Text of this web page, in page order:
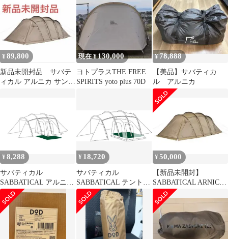
¥ 89,800
新品未開封品 サバテ
ィカル アルニカ サンド
現在 ¥130,000
ヨトプラスTHE FREE
SPIRITS yoto plus 70D
¥78,888
【美品】サバティカ
ル アルニカ
¥8,288
サバティカル
SABBATICAL アルニカ
テント アウトドア用品
2ルーム トンネル型 [2
人/4人/5人用] 防水 防風
アルミ製ポール (グラ
ンドシート/アルニカイ
¥ 18,720
サバティカル
SABBATICAL テント
アルニカ キャンプ 2人
4人 5人 防水 2ルーム
ファミリー アルミポー
¥50,000
【新品未開封】
SABBATICAL ARNICA
サバティカル アルニカ
テント